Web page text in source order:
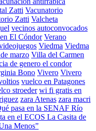
Zatti Vacunatorio
Zatti Valcheta
vecinos autoconvocados
El Cóndor Verano
Viedma Viedma
marzo Villa del Carmen
de genero el condor
Bono Vivero Vivero
vuelco en Patagones
stroeder wi fi gratis en
zara Atenas zara macri
pasa en la SENAF Río
en el ECOS La Casita de
Menos”